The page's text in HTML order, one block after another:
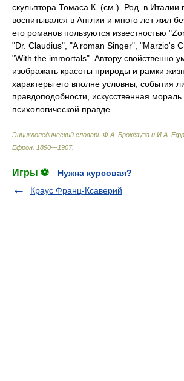
скульптора Томаса К. (см.). Род. в Италии в
воспитывался в Англии и много лет жил
его романов пользуются известностью
"Dr. Claudius", "A roman Singer", "Marzio's
"With the immortals". Автору свойственно
изображать красоты природы и рамки
характеры его вполне условны, события
правдоподобности, искусственная мораль
психологической правде.
Энциклопедический словарь Ф.А. Брокгауза и И.А.
Ефрон 1890—1907.
Игры ⚽
Нужна курсовая?
Краус Франц-Ксаверий